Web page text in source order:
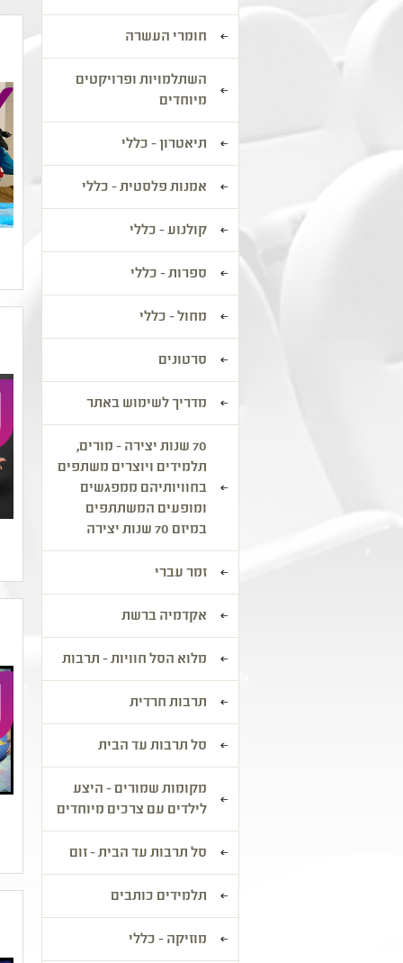
חומרי העשרה
השתלמויות ופרויקטים
מיוחדים
תיאטרון - כללי
אמנות פלסטית - כללי
קולנוע - כללי
ספרות - כללי
מחול - כללי
סרטונים
מדריך לשימוש באתר
70 שנות יצירה - מורים,
תלמידים ויוצרים משתפים
בחוויותיהם ממפגשים
ומופעים המשתתפים
במיזם 70 שנות יצירה
זמר עברי
אקדמיה ברשת
מלוא הסל חוויות - תרבות
תרבות חרדית
סל תרבות עד הבית
מקומות שמורים - היצע
לילדים עם צרכים מיוחדים
סל תרבות עד הבית - זום
תלמידים כותבים
מוזיקה - כללי